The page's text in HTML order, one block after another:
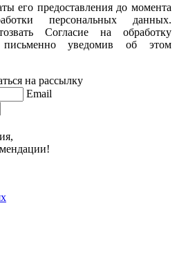
его предоставления до момента
персональных данных.
Согласие на обработку
письменно уведомив об этом
на рассылку
Email